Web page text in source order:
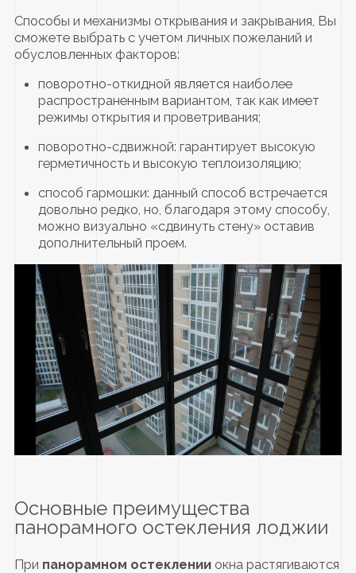
Способы и механизмы открывания и закрывания, Вы
сможете выбрать с учетом личных пожеланий и
обусловленных факторов:
поворотно-откидной является наиболее
распространенным вариантом, так как имеет
режимы открытия и проветривания;
поворотно-сдвижной: гарантирует высокую
герметичность и высокую теплоизоляцию;
способ гармошки: данный способ встречается
довольно редко, но, благодаря этому способу,
можно визуально «сдвинуть стену» оставив
дополнительный проем.
Основные преимущества
панорамного остекления лоджии
При панорамном остеклении окна растягиваются